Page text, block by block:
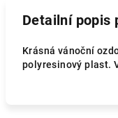
Detailní popis
Krásná vánoční
polyresinový plast.